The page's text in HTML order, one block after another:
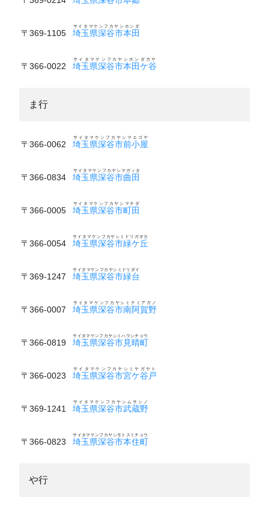
〒369-1105 埼玉県深谷市本田
サイタマケンフカヤシホンダ
〒366-0022 埼玉県深谷市本田ケ谷
サイタマケンフカヤシホンダガヤ
ま行
〒366-0062 埼玉県深谷市前小屋
サイタマケンフカヤシマエゴヤ
〒366-0834 埼玉県深谷市曲田
サイタマケンフカヤシマガッタ
〒366-0005 埼玉県深谷市町田
サイタマケンフカヤシマチダ
〒366-0054 埼玉県深谷市緑ケ丘
サイタマケンフカヤシミドリガオカ
〒369-1247 埼玉県深谷市緑台
サイタマケンフカヤシミドリダイ
〒366-0007 埼玉県深谷市南阿賀野
サイタマケンフカヤシミナミアガノ
〒366-0819 埼玉県深谷市見晴町
サイタマケンフカヤシミハラシチョウ
〒366-0023 埼玉県深谷市宮ケ谷戸
サイタマケンフカヤシミヤガヤト
〒369-1241 埼玉県深谷市武蔵野
サイタマケンフカヤシムサシノ
〒366-0823 埼玉県深谷市本住町
サイタマケンフカヤシモトスミチョウ
や行